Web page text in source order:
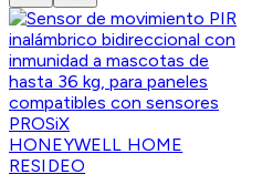
HONEYWELL HOME
RESIDEO